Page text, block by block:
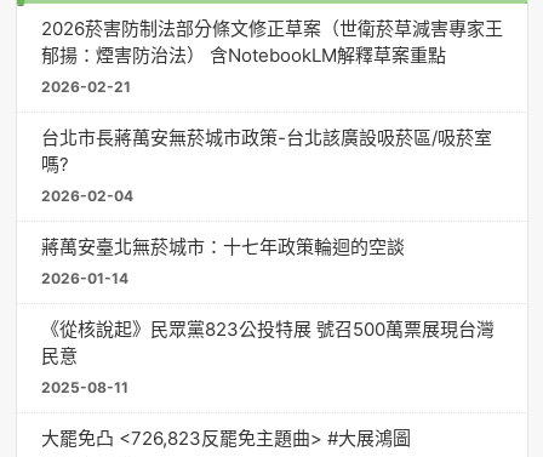
2026菸害防制法部分條文修正草案（世衛菸草減害專家王
郁揚：煙害防治法） 含NotebookLM解釋草案重點
2026-02-21
台北市長蔣萬安無菸城市政策-台北該廣設吸菸區/吸菸室
嗎?
2026-02-04
蔣萬安臺北無菸城市：十七年政策輪迴的空談
2026-01-14
《從核說起》民眾黨823公投特展 號召500萬票展現台灣
民意
2025-08-11
大罷免凸 <726,823反罷免主題曲> #大展鴻圖